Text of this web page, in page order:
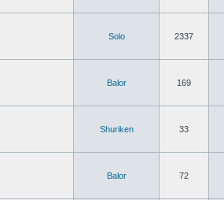
Solo 2337
Balor 169
Shuriken 33
Balor 72